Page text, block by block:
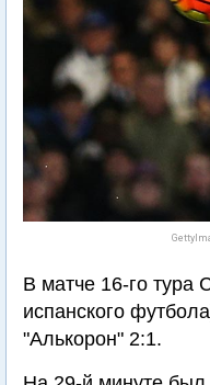
В матче 16-го тура
испанского
"Алькорон" 2:1.